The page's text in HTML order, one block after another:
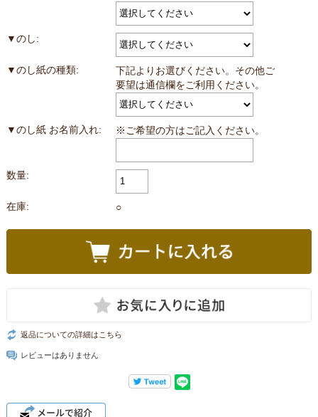
▼のし:
▼のし紙の種類:
下記よりお選びください。その他ご
要望は通信欄をご利用ください。
▼のし紙 お名前入れ: ※ご希望の方はご記入ください。
数量:
在庫: ○
返品についての詳細はこちら
レビューはありません